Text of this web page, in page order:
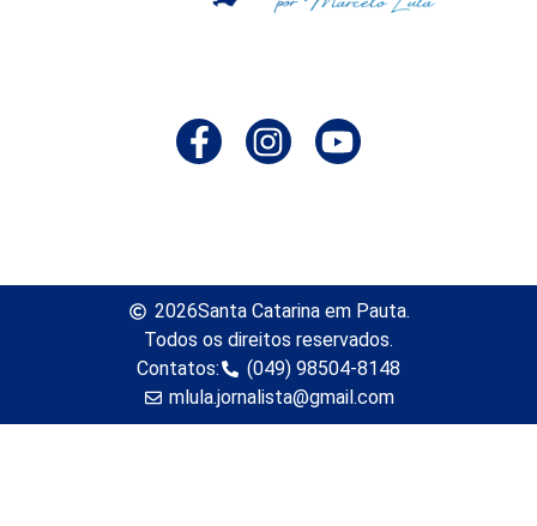
2026Santa Catarina em Pauta.
Todos os direitos reservados.
Contatos:
(049) 98504-8148
mlula.jornalista@gmail.com